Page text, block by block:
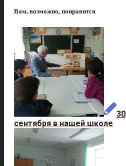
Вам, возможно, понравится
30
сентября в нашей школе